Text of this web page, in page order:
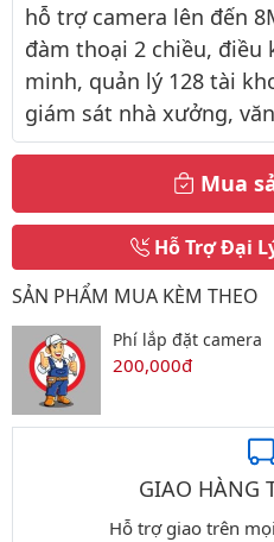
hỗ trợ camera lên đến
đàm thoại 2 chiều, điều
minh, quản lý 128 tài
giám sát nhà xưởng,
Mua
Hỗ Trợ Đại
SẢN PHẨM MUA KÈM THEO
Phí lắp đặt camera
200,000đ
GIAO HÀNG
Hỗ trợ giao trên